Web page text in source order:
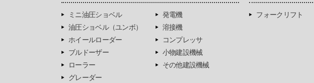
ミニ油圧ショベル
油圧ショベル（ユンボ）
ホイールローダー
ブルドーザー
ローラー
グレーダー
発電機
溶接機
コンプレッサ
小物建設機械
その他建設機械
フォークリフト